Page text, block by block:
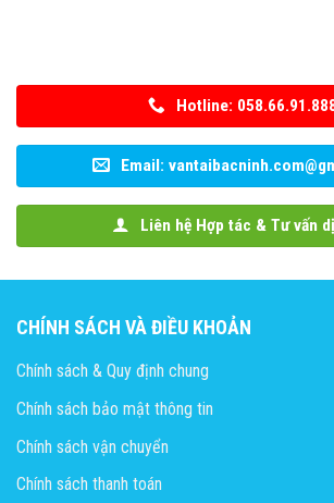
Hotline:
Email:
Liên hệ Hợp tác & Tư vấn
CHÍNH SÁCH VÀ ĐIỀU KHOẢN
Chính sách & Quy định chung
Chính sách bảo mật thông tin
Chính sách vận chuyển
Chính sách thanh toán